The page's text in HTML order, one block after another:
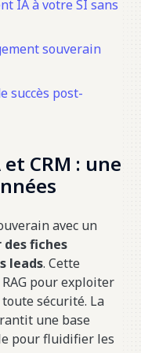
IA à votre SI sans
souverain
succès post-
CRM : une
avec un
fiches
leads. Cette
pour exploiter
sécurité. La
une base
pour fluidifier les